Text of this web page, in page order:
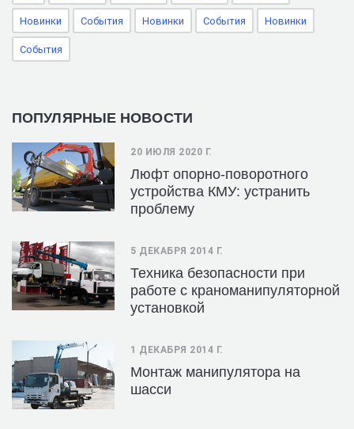
Новинки События Новинки События Новинки
События
ПОПУЛЯРНЫЕ НОВОСТИ
20 ИЮЛЯ 2020 Г.
Люфт опорно-поворотного
устройства КМУ: устранить
проблему
5 ДЕКАБРЯ 2014 Г.
Техника безопасности при
работе с краноманипуляторной
установкой
1 ДЕКАБРЯ 2014 Г.
Монтаж манипулятора на
шасси